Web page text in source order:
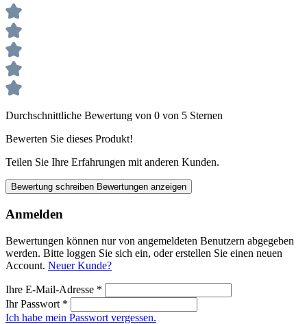
Durchschnittliche Bewertung von 0 von 5 Sternen
Bewerten Sie dieses Produkt!
Teilen Sie Ihre Erfahrungen mit anderen Kunden.
Bewertung schreiben Bewertungen anzeigen
Anmelden
Bewertungen können nur von angemeldeten Benutzern abgegeben
werden. Bitte loggen Sie sich ein, oder erstellen Sie einen neuen
Account. Neuer Kunde?
Ihre E-Mail-Adresse *
Ihr Passwort *
Ich habe mein Passwort vergessen.